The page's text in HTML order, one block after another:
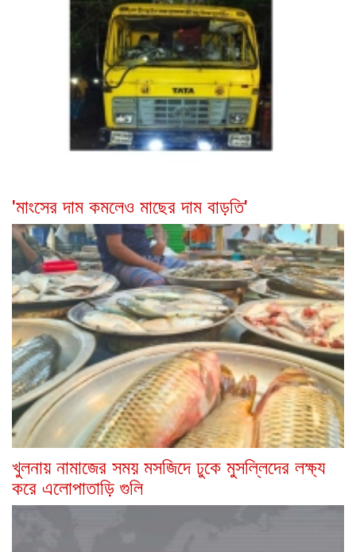
'মাংসের দাম কমলেও মাছের দাম বাড়তি'
খুলনায় নামাজের সময় মসজিদে ঢুকে মুসল্লিদের লক্ষ্য
করে এলোপাতাড়ি গুলি